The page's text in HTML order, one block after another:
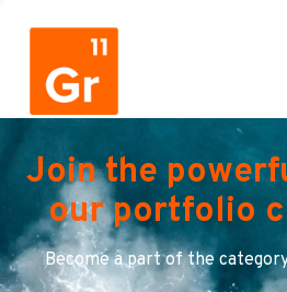
Join the
our portfolio
Become a part of the